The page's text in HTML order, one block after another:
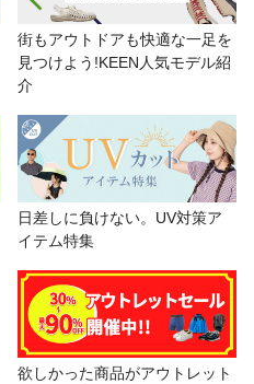
街もアウトドアも快適な一足を
見つけよう!KEEN人気モデル紹
介
日差しに負けない。UV対策ア
イテム特集
欲しかった商品がアウトレット